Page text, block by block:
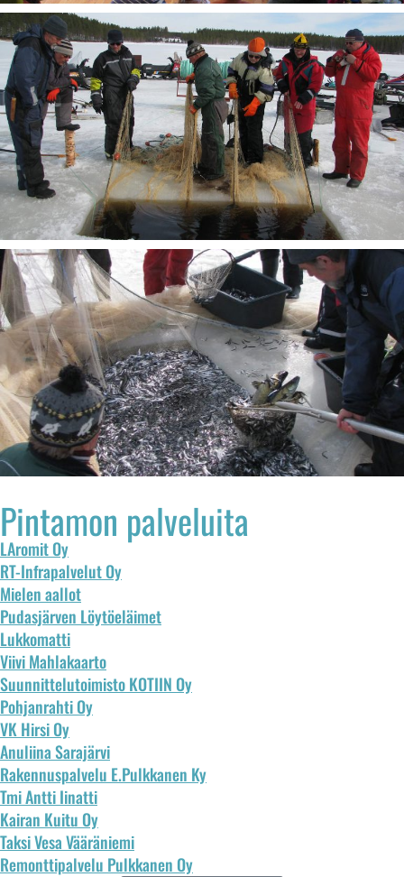
Pintamon palveluita
LAromit Oy
RT-Infrapalvelut Oy
Mielen aallot
Pudasjärven Löytöeläimet
Lukkomatti
Viivi Mahlakaarto
Suunnittelutoimisto KOTIIN Oy
Pohjanrahti Oy
VK Hirsi Oy
Anuliina Sarajärvi
Rakennuspalvelu E.Pulkkanen Ky
Tmi Antti Iinatti
Kairan Kuitu Oy
Taksi Vesa Vääräniemi
Remonttipalvelu Pulkkanen Oy